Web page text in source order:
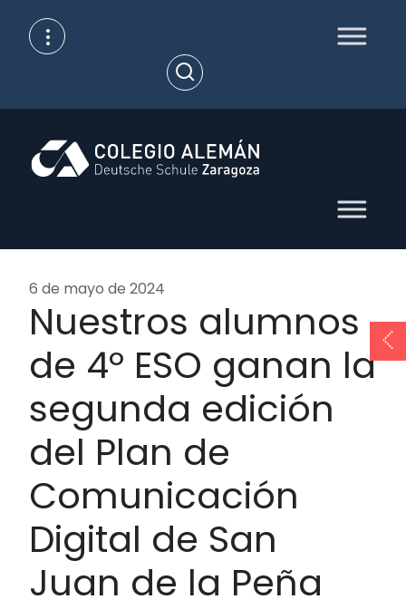
content
Open
Search
6 de mayo de 2024
Nuestros alumnos
de 4º ESO ganan la
segunda edición
del Plan de
Comunicación
Digital de San
Juan de la Peña